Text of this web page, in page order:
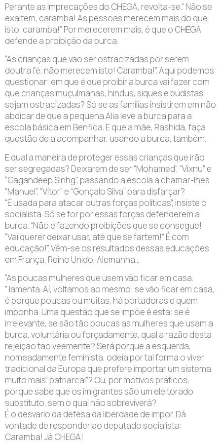
Perante as imprecações do CHEGA, revolta-se.” Não se
exaltem, caramba! As pessoas merecem mais do que
isto, caramba!” Por merecerem mais, é que o CHEGA
defende a proibição da burca.
“As crianças que vão ser ostracizadas por serem
doutra fé, não merecem isto! Caramba!”. Aqui podemos
questionar: em que é que proibir a burca vai fazer com
que crianças muçulmanas, hindus, siques e budistas
sejam ostracizadas? Só se as famílias insistirem em não
abdicar de que a pequena Alia leve a burca para a
escola básica em Benfica. E que a mãe, Rashida, faça
questão de a acompanhar, usando a burca, também.
E qual a maneira de proteger essas crianças que irão
ser segregadas? Deixarem de ser “Mohamed”, “Vixnu” e
“Gagandeep Sinhg”, passando a escola a chamar-lhes
“Manuel”, “Vítor” e “Gonçalo Silva” para disfarçar?
“É usada para atacar outras forças políticas”, insiste o
socialista. Só se for por essas forças defenderem a
burca. “Não é fazendo proibições que se consegue!
“Vai querer deixar usar, até que se fartem!” É com
educação!”. Vêm-se os resultados dessas educações
em França, Reino Unido, Alemanha…
“As poucas mulheres que usem vão ficar em casa.
” lamenta. Aí, voltamos ao mesmo: se vão ficar em casa,
é porque poucas ou muitas, há portadoras e quem
imponha. Uma questão que se impõe é esta: se é
irrelevante, se são tão poucas as mulheres que usam a
burca, voluntária ou forçadamente, qual a razão desta
rejeição tão veemente? Será porque a esquerda,
nomeadamente feminista, odeia por tal forma o viver
tradicional da Europa que prefere importar um sistema
muito mais” patriarcal”? Ou, por motivos práticos,
porque sabe que os imigrantes são um eleitorado
substituto, sem o qual não sobreviverá?
É o desvario da defesa da liberdade de impor. Dá
vontade de responder ao deputado socialista:
Caramba! Já CHEGA!